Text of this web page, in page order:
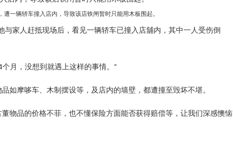
一辆轿车撞入店内，导致该店铁闸暂时只能用木板围起。
家人赶抵现场后，看见一辆轿车已撞入店舖内，其中一人受伤倒
月，没想到就遇上这样的事情。”
如摩哆车、木制摆设等，及店内的墙壁，都遭撞至毁坏不堪。
物品的价格不菲，也不懂保险方面能否获得赔偿等，让我们深感懊恼